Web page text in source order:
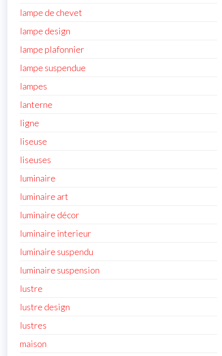
lampe de chevet
lampe design
lampe plafonnier
lampe suspendue
lampes
lanterne
ligne
liseuse
liseuses
luminaire
luminaire art
luminaire décor
luminaire interieur
luminaire suspendu
luminaire suspension
lustre
lustre design
lustres
maison